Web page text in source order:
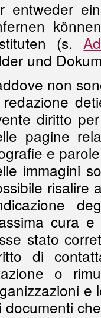
entweder
(s.
und
non
diritto
pagine
e
immagini
risalire
cura
stato
di
o
e
documenti